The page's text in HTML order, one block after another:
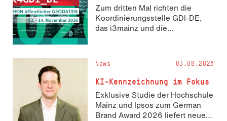
Zum dritten Mal richten die
Koordinierungsstelle GDI-DE,
das i3mainz und die
und 14. November 2026 den
Hackathon hack4GDI_DE an der
Hochschule Mainz aus. Die
Anmeldung ist geöffnet und bis
zum 2. Oktober 2026 möglich.
News 03.08.2026
KI-Kennzeichnung im Fokus
Exklusive Studie der Hochschule
Mainz und Ipsos zum German
Brand Award 2026 liefert neue